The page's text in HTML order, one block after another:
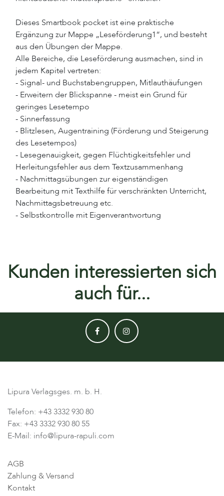
Dieses Smartbook pocket ist eine praktische
Ergänzung zur Mappe „Leseförderung1“, und besteht
aus den Übungen der Mappe.
Alle Bereiche, die Leseförderung ausmachen, sind in
jedem Kapitel vertreten:
- Signal- und Buchstabengruppen, Mitlauthäufungen
- Erweitern der Blickspanne - meist ein Grund für
geringes Lesetempo
- Sinnerfassung
- Blitzlesen, Augentraining (Förderung und Steigerung
des Lesetempos)
- Lesegenauigkeit, gegen Flüchtigkeitsfehler und
Herleitungsfehler aus dem Textzusammenhang
- Nachmittagsübungen zur eigenständigen
Bearbeitung mit Texthilfe für verschränkten Unterricht,
Nachmittagsbetreuung etc.
- Selbstkontrolle mit Eigenverantwortung
Kunden interessierten sich
auch für...
Lipura Verlagsges. m. b. H.
Telefon: +43 3332 930 80
Fax: +43 3332 930 80 55
E-Mail: info@lipura-rapuli.com
AGB
Zahlung & Versand
Kontakt